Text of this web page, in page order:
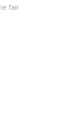
fair